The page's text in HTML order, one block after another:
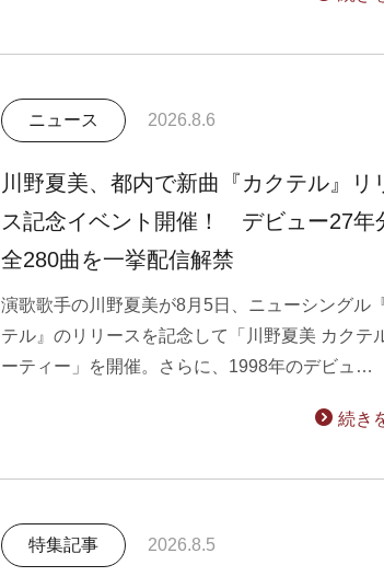
ニュース 2026.8.6
川野夏美、都内で新曲『カクテル』リ
ス記念イベント開催！ デビュー27年
全280曲を一挙配信解禁
演歌歌手の川野夏美が8月5日、ニューシングル
テル』のリリースを記念して「川野夏美 カクテ
ーティー」を開催。さらに、1998年のデビュ…
続き
特集記事 2026.8.5